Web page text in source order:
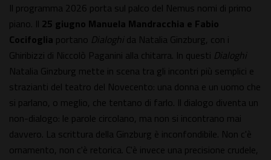
Il programma 2026 porta sul palco del Nemus nomi di primo
piano. Il 25 giugno Manuela Mandracchia e Fabio
Cocifoglia portano Dialoghida Natalia Ginzburg, con i
Ghiribizzi di Niccolò Paganini alla chitarra. In questi Dialoghi
Natalia Ginzburg mette in scena tra gli incontri più semplici e
strazianti del teatro del Novecento: una donna e un uomo che
si parlano, o meglio, che tentano di farlo. Il dialogo diventa un
non-dialogo: le parole circolano, ma non si incontrano mai
davvero. La scrittura della Ginzburg è inconfondibile. Non c'è
ornamento, non c'è retorica. C'è invece una precisione crudele,